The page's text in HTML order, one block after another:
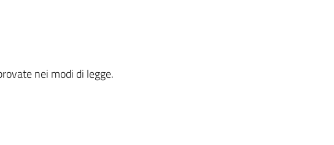
nei modi di legge.